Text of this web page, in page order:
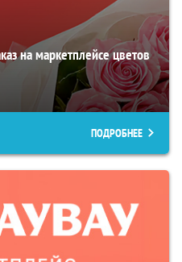
на маркетплейсе цветов
ПОДРОБНЕЕ